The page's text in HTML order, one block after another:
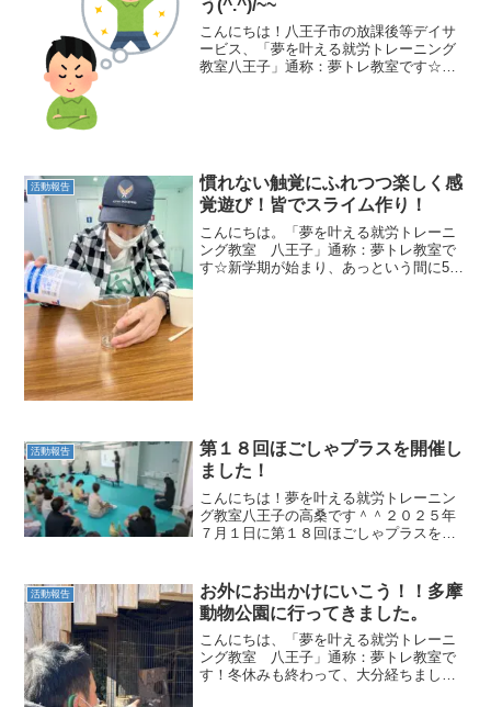
う(^.^)/~~
こんにちは！八王子市の放課後等デイサ
ービス、「夢を叶える就労トレーニング
教室八王子」通称：夢トレ教室です☆す
活動報告
慣れない触覚にふれつつ楽しく感
覚遊び！皆でスライム作り！
こんにちは。「夢を叶える就労トレーニ
ング教室 八王子」通称：夢トレ教室で
す☆新学期が始まり、あっという間に5月
活動報告
第１８回ほごしゃプラスを開催し
ました！
こんにちは！夢を叶える就労トレーニン
グ教室八王子の高桑です＾＾２０２５年
７月１日に第１８回ほごしゃプラスを開
の勉強会や講習会を開催しています☆今
回の内容は、「当事者家族目線で解...
活動報告
お外にお出かけにいこう！！多摩
動物公園に行ってきました。
こんにちは、「夢を叶える就労トレーニ
ング教室 八王子」通称：夢トレ教室で
す！冬休みも終わって、大分経ちました